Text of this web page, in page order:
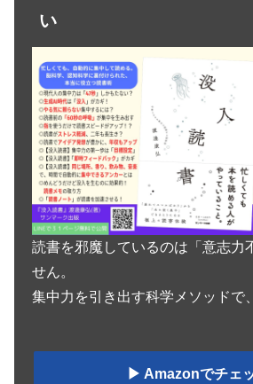
い
読書を邪魔しているのは「意志力
せん。
集中力を引き出す科学メソッドで
▶︎ Amazonでチェ